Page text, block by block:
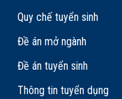
Quy chế tuyển sinh
Đề án mở ngành
Đề án tuyển sinh
Thông tin tuyển dụng